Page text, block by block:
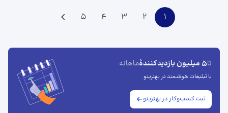
1
2
3
4
5
تا5 میلیون بازدیدکنندهٔ ماهانه
با تبلیغات هوشمند در بهترینو
ثبت کسب‌وکار در بهترینو